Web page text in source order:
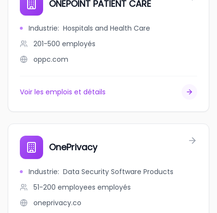
ONEPOINT PATIENT CARE
Industrie: Hospitals and Health Care
201-500 employés
oppc.com
Voir les emplois et détails
OnePrivacy
Industrie: Data Security Software Products
51-200 employees employés
oneprivacy.co